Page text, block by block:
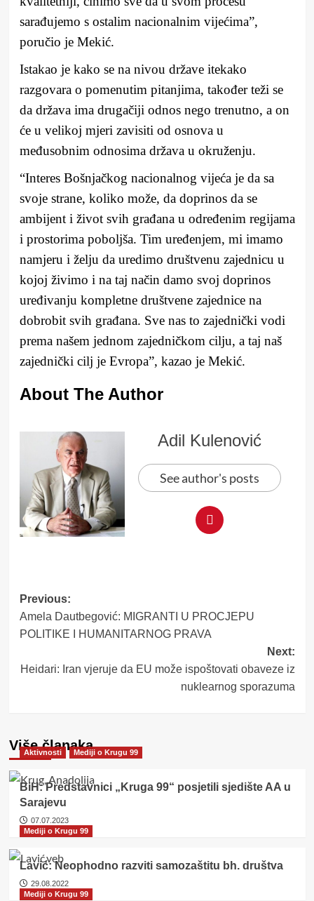
sarađujemo s ostalim nacionalnim vijećima”,
poručio je Mekić.
Istakao je kako se na nivou države itekako
razgovara o pomenutim pitanjima, također teži se
da država ima drugačiji odnos nego trenutno, a on
će u velikoj mjeri zavisiti od osnova u
međusobnim odnosima država u okruženju.
“Interes Bošnjačkog nacionalnog vijeća je da sa
svoje strane, koliko može, da doprinos da se
ambijent i život svih građana u određenim regijama
i prostorima poboljša. Tim uređenjem, mi imamo
namjeru i želju da uredimo društvenu zajednicu u
kojoj živimo i na taj način damo svoj doprinos
uređivanju kompletne društvene zajednice na
dobrobit svih građana. Sve nas to zajednički vodi
prema našem jednom zajedničkom cilju, a taj naš
zajednički cilj je Evropa”, kazao je Mekić.
About The Author
Adil Kulenović
See author's posts
Post
navigation
Previous:
Amela Dautbegović: MIGRANTI U PROCJEPU
POLITIKE I HUMANITARNOG PRAVA
Next:
Heidari: Iran vjeruje da EU može ispoštovati obaveze iz
nuklearnog sporazuma
Više članaka
Aktivnosti Mediji o Krugu 99
BiH: Predstavnici „Kruga 99“ posjetili sjedište AA u
Sarajevu
07.07.2023
Mediji o Krugu 99
Lavić: Neophodno razviti samozaštitu bh. društva
29.08.2022
Mediji o Krugu 99